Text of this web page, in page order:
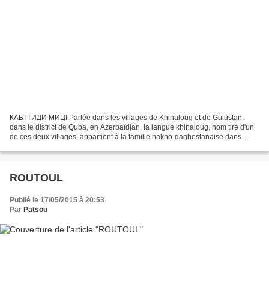
КАЬТТИДИ МИЦӀ Parlée dans les villages de Khinaloug et de Gülüstan,
dans le district de Quba, en Azerbaïdjan, la langue khinaloug, nom tiré d'un
de ces deux villages, appartient à la famille nakho-daghestanaise dans
ROUTOUL
Publié le 17/05/2015 à 20:53
Par Patsou